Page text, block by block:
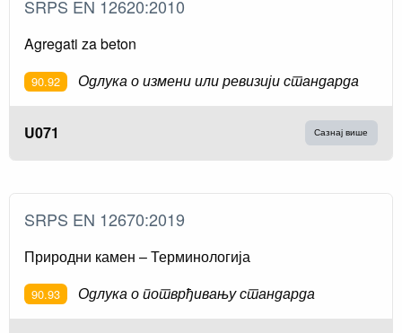
SRPS EN 12620:2010
Agregati za beton
90.92 Одлука о измени или ревизији стандарда
U071 Сазнај више
SRPS EN 12670:2019
Природни камен – Терминологија
90.93 Одлука о потврђивању стандарда